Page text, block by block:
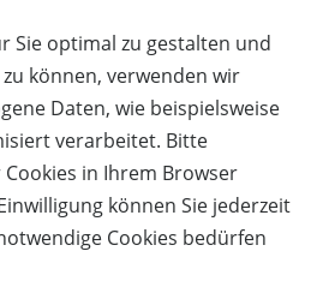
Sie optimal zu gestalten und
können, verwenden wir
Daten, wie beispielsweise
verarbeitet. Bitte
in Ihrem Browser
können Sie jederzeit
Cookies bedürfen
im Jahre 1902, damals
mitten im Wald. In
entwickelte sich die Schöne
in der sich die
1970 erweiterten die Eltern